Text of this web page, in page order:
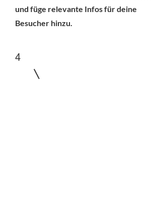
und füge relevante Infos für deine
Besucher hinzu.
4